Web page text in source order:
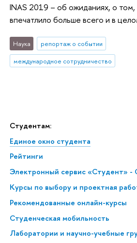
Студентам:
Единое окно студента
Рейтинги
Электронный сервис «Студент» -
Курсы по выбору и проектная
Рекомендованные онлайн-курсы
Студенческая мобильность
Лаборатории и научно-учебные
INAS 2019 – об ожиданиях, о том,
впечатлило больше всего и в
Наука
репортаж о событии
международное сотрудничество